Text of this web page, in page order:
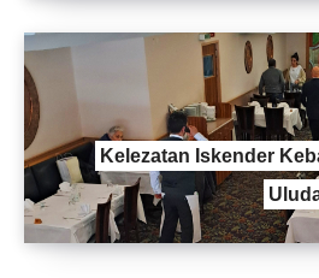
Kelezatan Iskender